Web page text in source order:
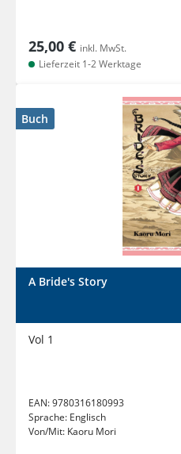
25,00 € inkl. MwSt.
Lieferzeit 1-2 Werktage
Buch
A Bride's Story
Vol 1
EAN:9780316180993
Sprache: Englisch
Von/Mit: Kaoru Mori